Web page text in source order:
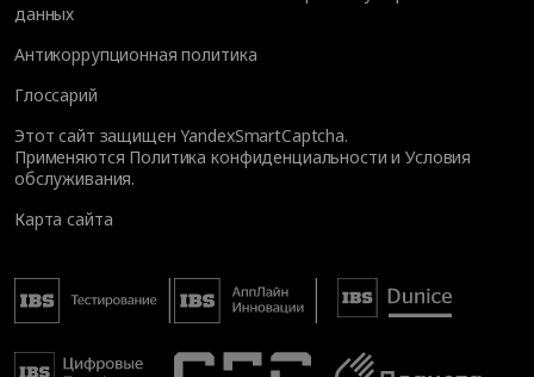
данных
Антикоррупционная политика
Глоссарий
Этот сайт защищен YandexSmartCaptcha.
Применяются Политика конфиденциальности иУсловия
обслуживания.
Карта сайта